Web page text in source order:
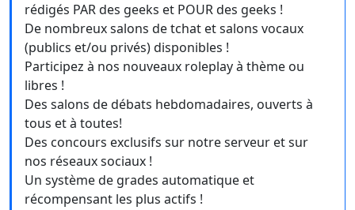
rédigés PAR des geeks et POUR des geeks !
De nombreux salons de tchat et salons vocaux
(publics et/ou privés) disponibles !
Participez à nos nouveaux roleplay à thème ou
libres !
Des salons de débats hebdomadaires, ouverts à
tous et à toutes!
Des concours exclusifs sur notre serveur et sur
nos réseaux sociaux !
Un système de grades automatique et
récompensant les plus actifs !